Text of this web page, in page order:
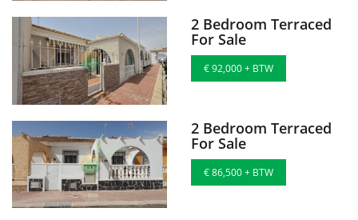
2 Bedroom Terraced
For Sale
€ 92,000 + BTW
2 Bedroom Terraced
For Sale
€ 86,500 + BTW